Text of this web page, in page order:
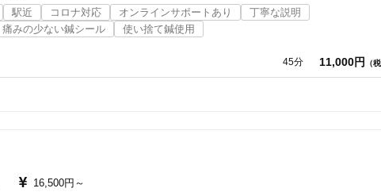
駅近 コロナ対応 オンラインサポートあり
丁寧な説明
痛みの少ない鍼シール 使い捨て鍼使用
45分 11,000円 （
16,500円～